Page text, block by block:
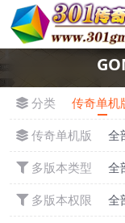
分类
传奇单机
传奇单机版
全
多版本类型
全
多版本权限
全